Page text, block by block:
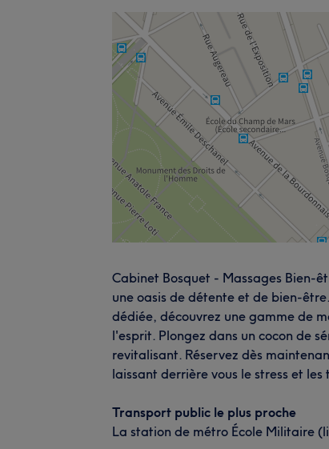
Cabinet Bosquet - Massages Bien-
une oasis de détente et de bien-
dédiée, découvrez une gamme de
l'esprit. Plongez dans un cocon de
revitalisant. Réservez dès
laissant derrière vous le stress et
Transport public le plus proche
La station de métro École Militaire